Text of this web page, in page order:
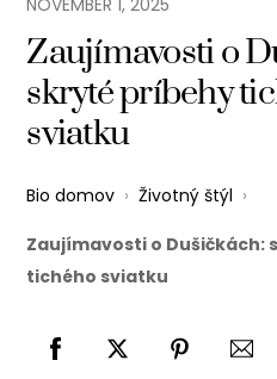
NOVEMBER 1,2025
Zaujímavosti o
skryté príbehy
sviatku
Bio domov › Životný štýl ›
Zaujímavosti o Dušičkách:
tichého sviatku